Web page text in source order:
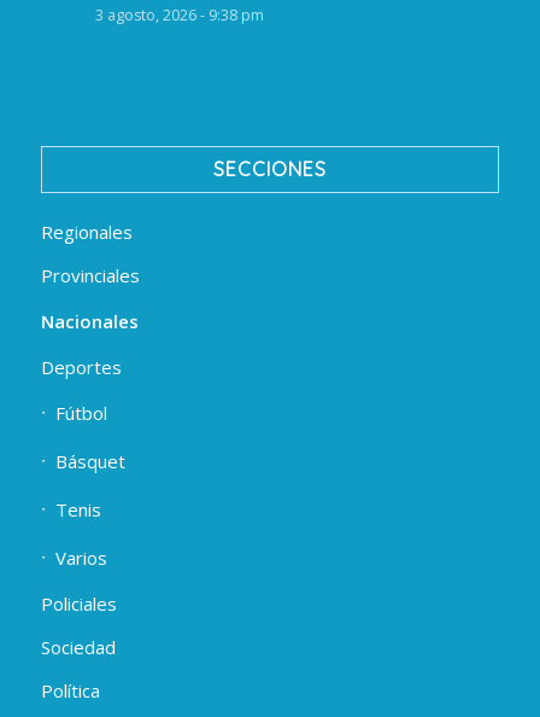
3 agosto, 2026 - 9:38 pm
SECCIONES
Regionales
Provinciales
Nacionales
Deportes
Fútbol
Básquet
Tenis
Varios
Policiales
Sociedad
Política